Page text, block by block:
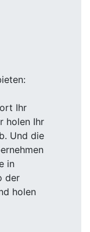
Ihr
holen Ihr
Und die
in
der
holen